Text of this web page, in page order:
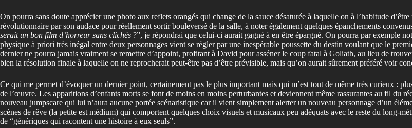
On pourra sans doute apprécier une photo aux reflets orangés qui change de la sauce désaturée à laquelle on à l’habitude
révolutionnaire par son audace pour réellement sortir bouleversé de la salle, à noter également quelques épanchements
serait un bon film d’horreur sans clichés ?”, je répondrai que celui-ci aurait gagné à en être épargné. On pourra par exemple
physique à priori très inégal entre deux personnages vient se régler par une inespérable poussette du destin voulant que le
dernier ne pourra jamais vraiment se remettre d’appoint, profitant à David pour asséner le coup fatal à Goliath, au lieu de
bien la résolution finale à laquelle on ne reprocherait peut-être pas d’être prévisible, mais qu’on aurait sûrement préféré voir
Ce qui me permet d’évoquer un dernier point, certainement pas le plus important mais qui m’est tout de même très curieux :
de l’œuvre. Les apparitions d’enfants morts se font de moins en moins perturbantes et deviennent même rassurantes au fil du
nouveau jumpscare qui lui n’aura aucune portée scénaristique car il vient simplement alerter un nouveau personnage d’un
scènes de rêve (la petite est médium) qui comportent quelques choix visuels et musicaux peu adéquats avec le reste du long-
de “génériques qui racontent une histoire à eux seuls”.